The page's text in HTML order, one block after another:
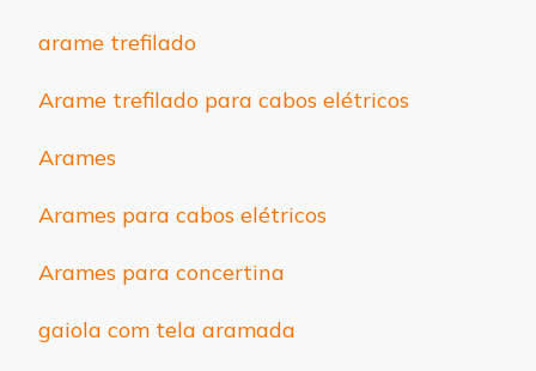
arame trefilado
Arame trefilado para cabos elétricos
Arames
Arames para cabos elétricos
Arames para concertina
gaiola com tela aramada